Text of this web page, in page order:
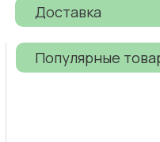
Доставка
Популярные